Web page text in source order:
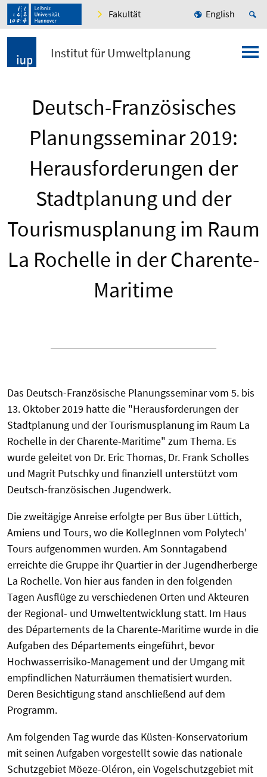
Fakultät English
Institut für Umweltplanung
Deutsch-Französisches
Planungsseminar 2019:
Herausforderungen der
Stadtplanung und der
Tourismusplanung im Raum
La Rochelle in der Charente-
Maritime
Das Deutsch-Französische Planungsseminar vom 5. bis
13. Oktober 2019 hatte die "Herausforderungen der
Stadtplanung und der Tourismusplanung im Raum La
Rochelle in der Charente-Maritime" zum Thema. Es
wurde geleitet von Dr. Eric Thomas, Dr. Frank Scholles
und Magrit Putschky und finanziell unterstützt vom
Deutsch-französischen Jugendwerk.
Die zweitägige Anreise erfolgte per Bus über Lüttich,
Amiens und Tours, wo die KollegInnen vom Polytech'
Tours aufgenommen wurden. Am Sonntagabend
erreichte die Gruppe ihr Quartier in der Jugendherberge
La Rochelle. Von hier aus fanden in den folgenden
Tagen Ausflüge zu verschiedenen Orten und Akteuren
der Regional- und Umweltentwicklung statt. Im Haus
des Départements de la Charente-Maritime wurde in die
Aufgaben des Départements eingeführt, bevor
Hochwasserrisiko-Management und der Umgang mit
empfindlichen Naturräumen thematisiert wurden.
Deren Besichtigung stand anschließend auf dem
Programm.
Am folgenden Tag wurde das Küsten-Konservatorium
mit seinen Aufgaben vorgestellt sowie das nationale
Schutzgebiet Möeze-Oléron, ein Vogelschutzgebiet mit